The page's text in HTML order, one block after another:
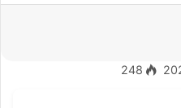
248